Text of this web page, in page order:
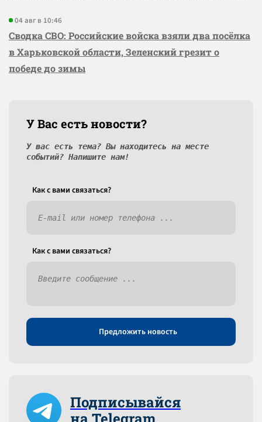
04 авг в 10:46
Сводка СВО: Российские войска взяли два посёлка
в Харьковской области, Зеленский грезит о
победе до зимы
У Вас есть новости?
У вас есть тема? Вы находитесь на месте
событий? Напишите нам!
Как c вами связаться?
Как c вами связаться?
Предложить новость
Подписывайся